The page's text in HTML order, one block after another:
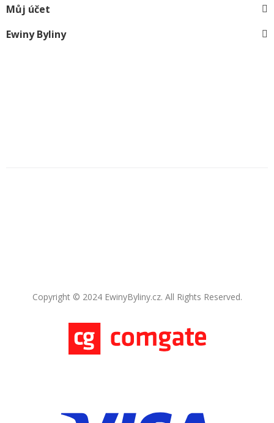
Můj účet
Ewiny Byliny
Copyright © 2024 EwinyByliny.cz. All Rights Reserved.